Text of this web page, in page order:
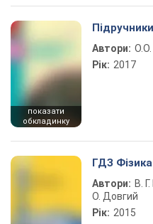
показати
обкладинку
Автори:
Рік: 2017
ГДЗ
Автори: В.
О. Довгий
Рік: 2015